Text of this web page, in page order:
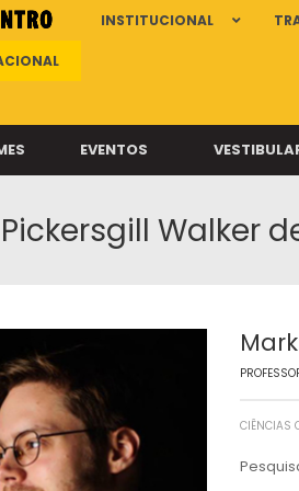
INSTITUCIONAL
EVENTOS
Walker
CIÊNCIAS